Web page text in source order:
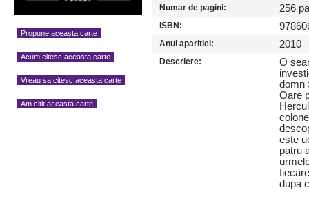
Propune aceasta carte
Acum citesc aceasta carte
Vreau sa citesc aceasta carte
Am citit aceasta carte
Numar de pagini: 256
ISBN:
Anul aparitiei: 2010
Descriere:
O
domn
Oare
este
patru
dupa